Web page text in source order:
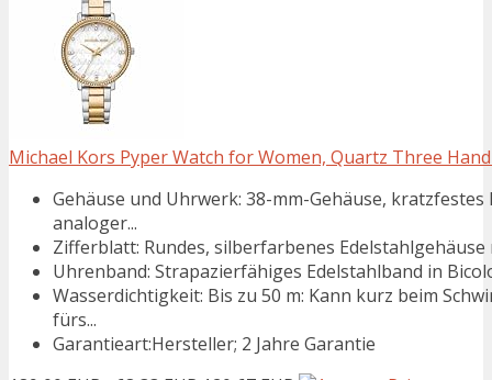
Michael Kors Pyper Watch for Women, Quartz Three
Gehäuse und Uhrwerk: 38-mm-Gehäuse,
analoger...
Zifferblatt: Rundes, silberfarbenes
Uhrenband: Strapazierfähiges Edelstahlband in
Wasserdichtigkeit: Bis zu 50 m: Kann kurz beim
fürs...
Garantieart:Hersteller; 2 Jahre Garantie